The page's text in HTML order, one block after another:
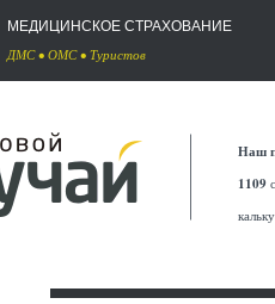
МЕДИЦИНСКОЕ СТРАХОВАНИЕ
ДМС• ОМС• Туристов
Наш
1109